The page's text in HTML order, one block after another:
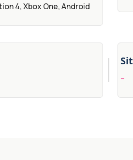
4, Xbox One, Android
--